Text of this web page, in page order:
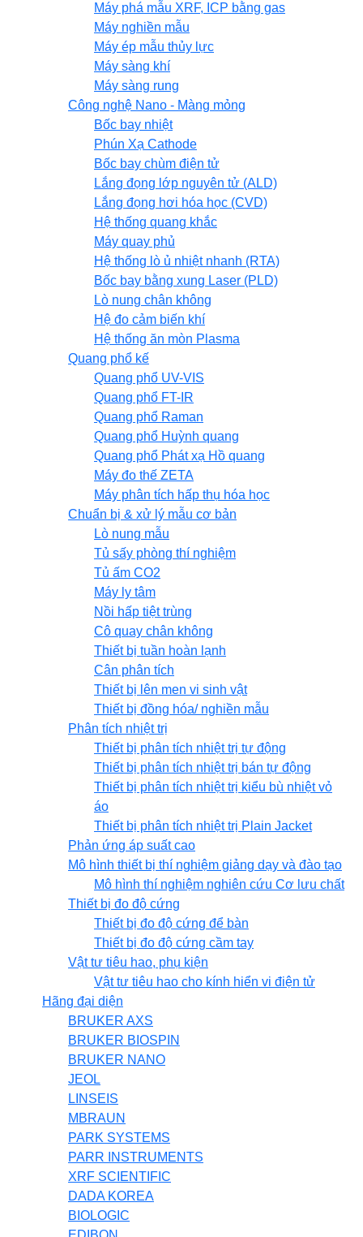
Máy phá mẫu XRF, ICP bằng gas
Máy nghiền mẫu
Máy ép mẫu thủy lực
Máy sàng khí
Máy sàng rung
Công nghệ Nano - Màng mỏng
Bốc bay nhiệt
Phún Xạ Cathode
Bốc bay chùm điện tử
Lắng đọng lớp nguyên tử (ALD)
Lắng đọng hơi hóa học (CVD)
Hệ thống quang khắc
Máy quay phủ
Hệ thống lò ủ nhiệt nhanh (RTA)
Bốc bay bằng xung Laser (PLD)
Lò nung chân không
Hệ đo cảm biến khí
Hệ thống ăn mòn Plasma
Quang phổ kế
Quang phổ UV-VIS
Quang phổ FT-IR
Quang phổ Raman
Quang phổ Huỳnh quang
Quang phổ Phát xạ Hồ quang
Máy đo thế ZETA
Máy phân tích hấp thụ hóa học
Chuẩn bị & xử lý mẫu cơ bản
Lò nung mẫu
Tủ sấy phòng thí nghiệm
Tủ ấm CO2
Máy ly tâm
Nồi hấp tiệt trùng
Cô quay chân không
Thiết bị tuần hoàn lạnh
Cân phân tích
Thiết bị lên men vi sinh vật
Thiết bị đồng hóa/ nghiền mẫu
Phân tích nhiệt trị
Thiết bị phân tích nhiệt trị tự động
Thiết bị phân tích nhiệt trị bán tự động
Thiết bị phân tích nhiệt trị kiểu bù nhiệt vỏ
áo
Thiết bị phân tích nhiệt trị Plain Jacket
Phản ứng áp suất cao
Mô hình thiết bị thí nghiệm giảng dạy và đào tạo
Mô hình thí nghiệm nghiên cứu Cơ lưu chất
Thiết bị đo độ cứng
Thiết bị đo độ cứng để bàn
Thiết bị đo độ cứng cầm tay
Vật tư tiêu hao, phụ kiện
Vật tư tiêu hao cho kính hiển vi điện tử
Hãng đại diện
BRUKER AXS
BRUKER BIOSPIN
BRUKER NANO
JEOL
LINSEIS
MBRAUN
PARK SYSTEMS
PARR INSTRUMENTS
XRF SCIENTIFIC
DADA KOREA
BIOLOGIC